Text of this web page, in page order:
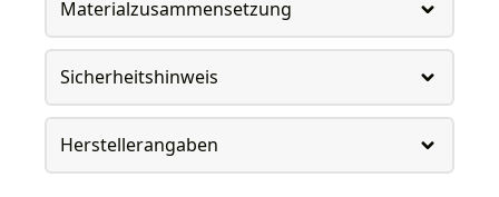
Materialzusammensetzung
Sicherheitshinweis
Herstellerangaben